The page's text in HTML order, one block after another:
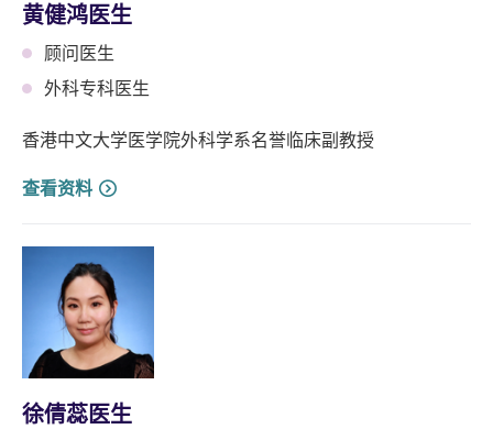
黄健鸿医生
顾问医生
外科专科医生
香港中文大学医学院外科学系名誉临床副教授
查看资料
徐倩蕊医生